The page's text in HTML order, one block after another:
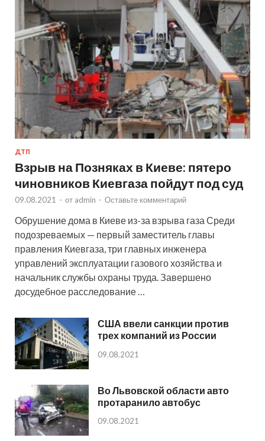
ДТП
Взрыв на Позняках в Киеве: пятеро
чиновников Киевгаза пойдут под суд
09.08.2021 - от admin - Оставьте комментарий
Обрушение дома в Киеве из-за взрыва газа Среди
подозреваемых — первый заместитель главы
правления Киевгаза, три главных инженера
управлений эксплуатации газового хозяйства и
начальник службы охраны труда. Завершено
досудебное расследование …
США ввели санкции против
трех компаний из России
09.08.2021
Во Львовской области авто
протаранило автобус
09.08.2021